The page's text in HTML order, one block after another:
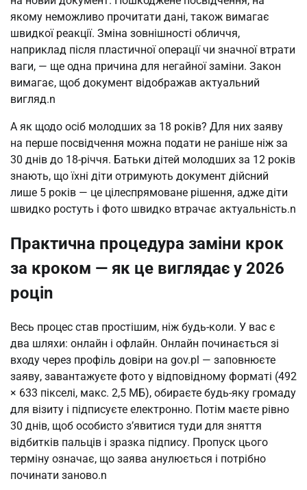
якому неможливо прочитати дані, також вимагає
швидкої реакції. Зміна зовнішності обличчя,
наприклад після пластичної операції чи значної втрати
ваги, — ще одна причина для негайної заміни. Закон
вимагає, щоб документ відображав актуальний
вигляд.n
А як щодо осіб молодших за 18 років? Для них заяву
на перше посвідчення можна подати не раніше ніж за
30 днів до 18-річчя. Батьки дітей молодших за 12 років
знають, що їхні діти отримують документ дійсний
лише 5 років — це цілеспрямоване рішення, адже діти
швидко ростуть і фото швидко втрачає актуальність.n
Практична процедура заміни крок
за кроком — як це виглядає у 2026
роціn
Весь процес став простішим, ніж будь-коли. У вас є
два шляхи: онлайн і офлайн. Онлайн починається зі
входу через профіль довіри на gov.pl — заповнюєте
заяву, завантажуєте фото у відповідному форматі (492
× 633 пікселі, макс. 2,5 МБ), обираєте будь-яку громаду
для візиту і підписуєте електронно. Потім маєте рівно
30 днів, щоб особисто з’явитися туди для зняття
відбитків пальців і зразка підпису. Пропуск цього
терміну означає, що заява анулюється і потрібно
починати заново.n